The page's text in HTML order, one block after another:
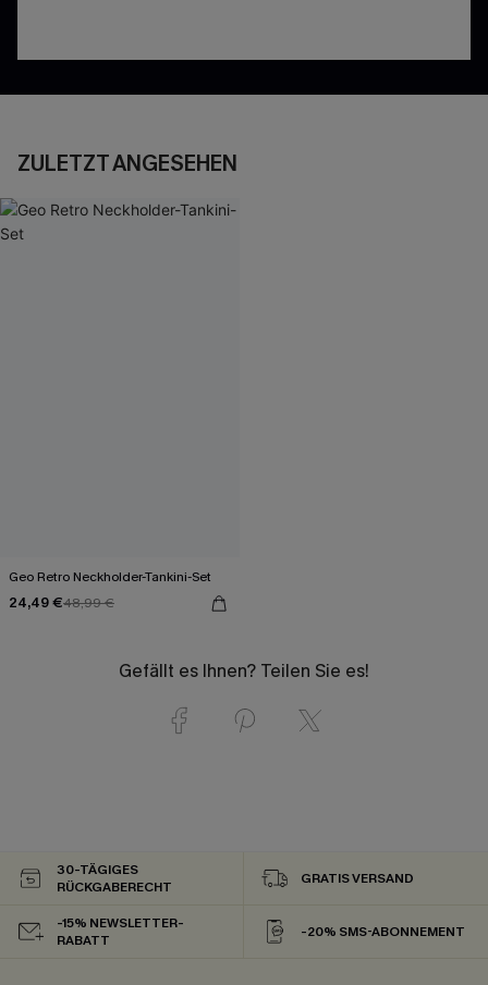
ZULETZT ANGESEHEN
Geo Retro Neckholder-Tankini-Set
24,49 €48,99 €
Gefällt es Ihnen? Teilen Sie es!
30-TÄGIGES
RÜCKGABERECHT
GRATIS VERSAND
-15% NEWSLETTER-
RABATT
-20% SMS-ABONNEMENT